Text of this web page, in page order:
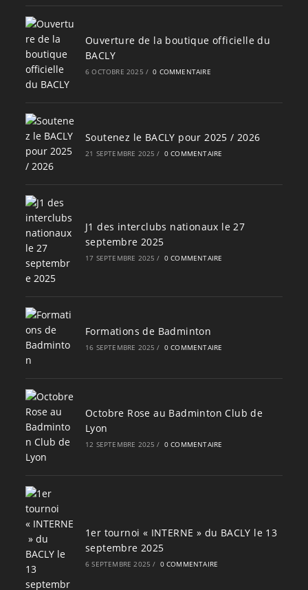
Ouverture de la boutique officielle du
BACLY
6 OCTOBRE 2025 / 0 COMMENTAIRE
Soutenez le BACLY pour 2025 / 2026
21 SEPTEMBRE 2025 / 0 COMMENTAIRE
J1 des interclubs nationaux le 27
septembre 2025
17 SEPTEMBRE 2025 / 0 COMMENTAIRE
Formations de Badminton
16 SEPTEMBRE 2025 / 0 COMMENTAIRE
Octobre Rose au Badminton Club de
Lyon
12 SEPTEMBRE 2025 / 0 COMMENTAIRE
1er tournoi « INTERNE » du BACLY le 13
septembre 2025
6 SEPTEMBRE 2025 / 0 COMMENTAIRE